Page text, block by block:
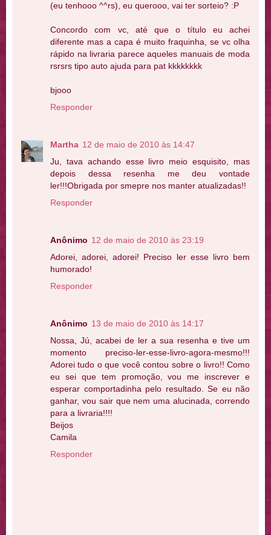
(eu tenhooo ^^rs), eu querooo, vai ter sorteio? :P
Concordo com vc, até que o título eu achei
diferente mas a capa é muito fraquinha, se vc olha
rápido na livraria parece aqueles manuais de moda
rsrsrs tipo auto ajuda para pat kkkkkkkk
bjooo
Responder
Martha 12 de maio de 2010 às 14:47
Ju, tava achando esse livro meio esquisito, mas
depois dessa resenha me deu vontade
ler!!!Obrigada por smepre nos manter atualizadas!!
Responder
Anônimo 12 de maio de 2010 às 23:19
Adorei, adorei, adorei! Preciso ler esse livro bem
humorado!
Responder
Anônimo 13 de maio de 2010 às 14:17
Nossa, Jú, acabei de ler a sua resenha e tive um
momento preciso-ler-esse-livro-agora-mesmo!!!
Adorei tudo o que você contou sobre o livro!! Como
eu sei que tem promoção, vou me inscrever e
esperar comportadinha pelo resultado. Se eu não
ganhar, vou sair que nem uma alucinada, correndo
para a livraria!!!!
Beijos
Camila
Responder